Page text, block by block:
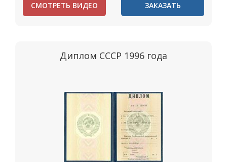
СМОТРЕТЬ ВИДЕО ЗАКАЗАТЬ
Диплом СССР 1996 года